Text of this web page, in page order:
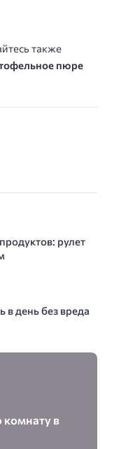
также
пюре
рулет
в день без вреда
в